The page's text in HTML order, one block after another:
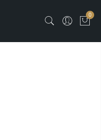
0